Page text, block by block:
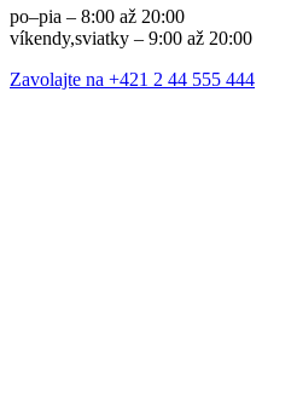
po–pia – 8:00 až 20:00
víkendy,sviatky – 9:00 až 20:00
Zavolajte na +421 2 44 555 444